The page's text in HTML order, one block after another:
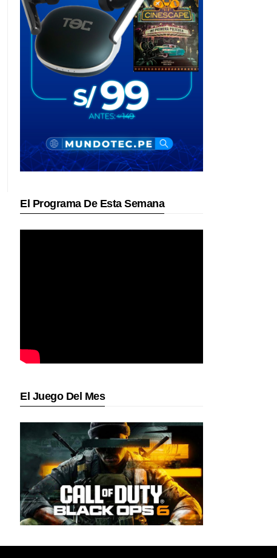
El Programa De Esta Semana
El Juego Del Mes